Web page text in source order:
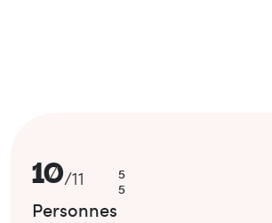
10/11
5
5
Personnes